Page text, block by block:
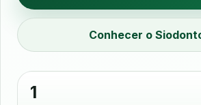
Conhecer o
1